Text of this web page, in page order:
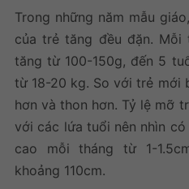
Trong những năm mẫu
của trẻ tăng đều đặn. Mỗi
tăng từ 100-150g, đến 5
từ 18-20 kg. So với trẻ mới
hơn và thon hơn. Tỷ lệ mỡ
với các lứa tuổi nên nhìn có
cao mỗi tháng từ 1-
khoảng 110cm.